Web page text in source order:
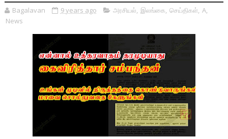
Bagalavan 9 years ago அரசியல், இலங்கை, செய்திகள், A,
News